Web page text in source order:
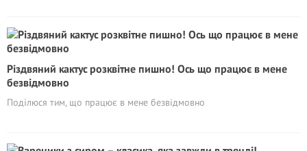
Різдвяний кактус розквітне пишно! Ось що працює в мене
безвідмовно
Поділюся тим, що працює в мене безвідмовно